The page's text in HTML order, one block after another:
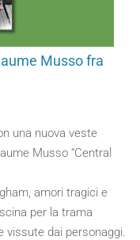
Musso fra
una nuova veste
Musso “Central
amori tragici e
per la trama
vissute dai personaggi.